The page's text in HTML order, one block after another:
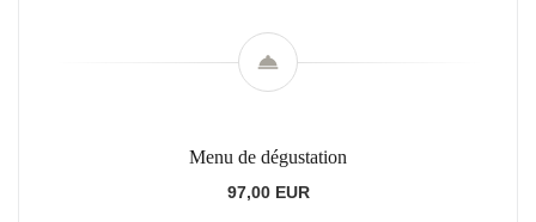
Menu de dégustation
97,00 EUR